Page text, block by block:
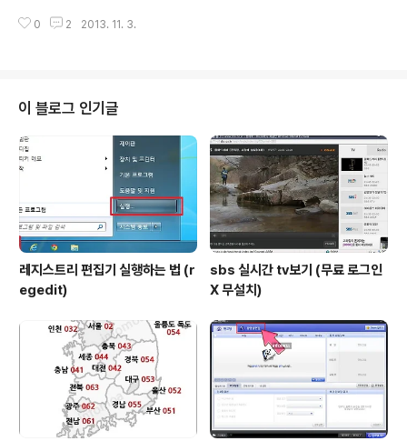
를 주문할려다가 평소 제트스트림 볼펜이 필기감이 좋다고
다보니 이머니와 할인쿠폰까지 써서 거의 공짜가격에 주문
할 수 있었습니다. ⇒ 옥션 G마켓 11번가 네이버 등 쇼핑몰
할인쿠폰/ 모바일 이벤트모음 ⇒ 미쯔비시펜 유니볼 시그
노 DX (UM-151) 구입 ⇒ 미쯔비시 유니볼 시그노DX 중
성펜 리필심 구입 (UMR-1A) 제트스트림 볼펜 (0.7mm
0 2 2013. 11. 3.
이 블로그 인기글
레지스트리 편집기 실행하는 법 (r
egedit)
sbs 실시간 tv보기 (무료 로그인
X 무설치)